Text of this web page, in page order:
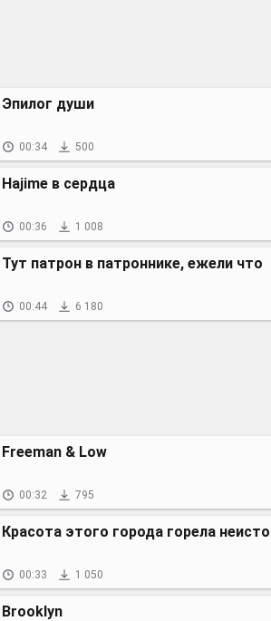
Эпилог души
00:34 500
Hajime в сердца
00:36 1 008
Тут патрон в патроннике, ежели что
00:44 6 180
Freeman & Low
00:32 795
Красота этого города горела
00:33 1 050
Brooklyn